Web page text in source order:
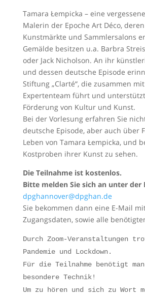
Tamara Łempicka – eine
Malerin der Epoche Art Déco,
Kunstmärkte und Sammlersalons
Gemälde besitzen u.a. Barbra
oder Jack Nicholson. An ihr
und dessen deutsche Episode
Stiftung „Clarté“, die zusammen
Expertenteam führt und
Förderung von Kultur und Kunst.
Bei der Vorlesung erfahren Sie
deutsche Episode, aber auch über
Leben von Tamara Łempicka, und
Kostproben ihrer Kunst zu sehen.
Die Teilnahme ist kostenlos.
Bitte melden Sie sich an unter der
dpghannover@dpghan.de
Sie bekommen dann eine E-Mail
Zugangsdaten, sowie alle
Durch Zoom-Veranstaltungen
Pandemie und Lockdown.
Für die Teilnahme benötigt
besondere Technik!
Um zu hören und sich zu Wort